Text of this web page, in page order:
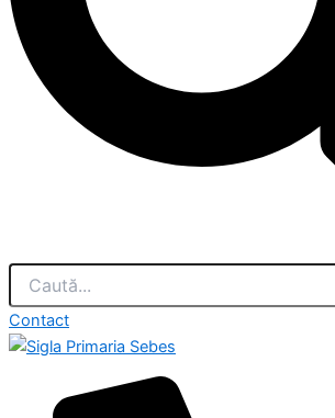
Contact